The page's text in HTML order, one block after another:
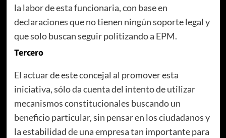
la labor de esta funcionaria, con base en
declaraciones que no tienen ningún soporte legal y
que solo buscan seguir politizando a EPM.
Tercero
El actuar de este concejal al promover esta
iniciativa, sólo da cuenta del intento de utilizar
mecanismos constitucionales buscando un
beneficio particular, sin pensar en los ciudadanos y
la estabilidad de una empresa tan importante para